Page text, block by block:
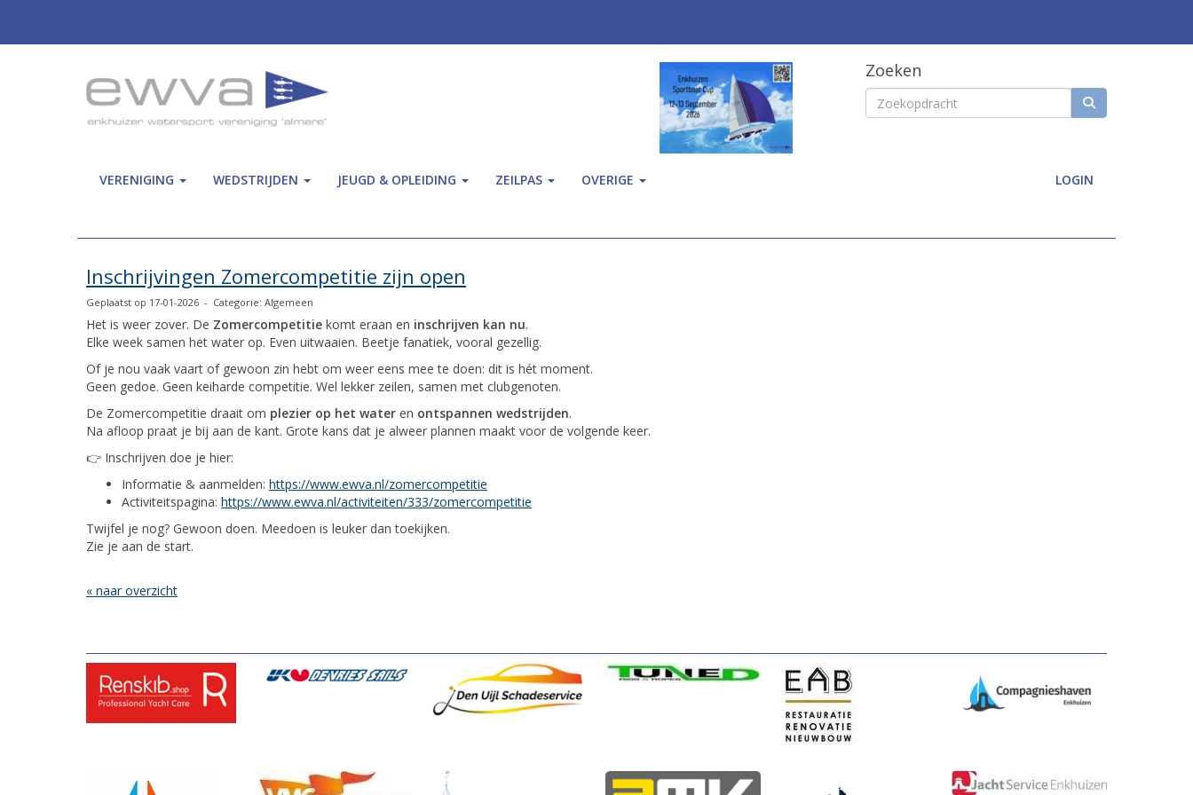
Zoeken
VERENIGING WEDSTRIJDEN JEUGD & OPLEIDING ZEILPAS OVERIGE LOGIN
Inschrijvingen Zomercompetitie zijn open
Geplaatst op 17-01-2026 - Categorie: Algemeen
Het is weer zover. De Zomercompetitie komt eraan en inschrijven kan nu.
Elke week samen het water op. Even uitwaaien. Beetje fanatiek, vooral gezellig.
Of je nou vaak vaart of gewoon zin hebt om weer eens mee te doen: dit is hét moment.
Geen gedoe. Geen keiharde competitie. Wel lekker zeilen, samen met clubgenoten.
De Zomercompetitie draait om plezier op het water en ontspannen wedstrijden.
Na afloop praat je bij aan de kant. Grote kans dat je alweer plannen maakt voor de volgende keer.
👉 Inschrijven doe je hier:
Informatie & aanmelden: https://www.ewva.nl/zomercompetitie
Activiteitspagina: https://www.ewva.nl/activiteiten/333/zomercompetitie
Twijfel je nog? Gewoon doen. Meedoen is leuker dan toekijken.
Zie je aan de start.
« naar overzicht